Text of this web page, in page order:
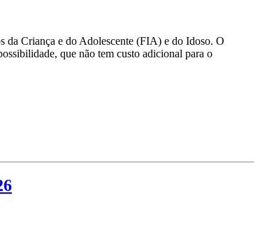
da Criança e do Adolescente (FIA) e do Idoso. O
que não tem custo adicional para o